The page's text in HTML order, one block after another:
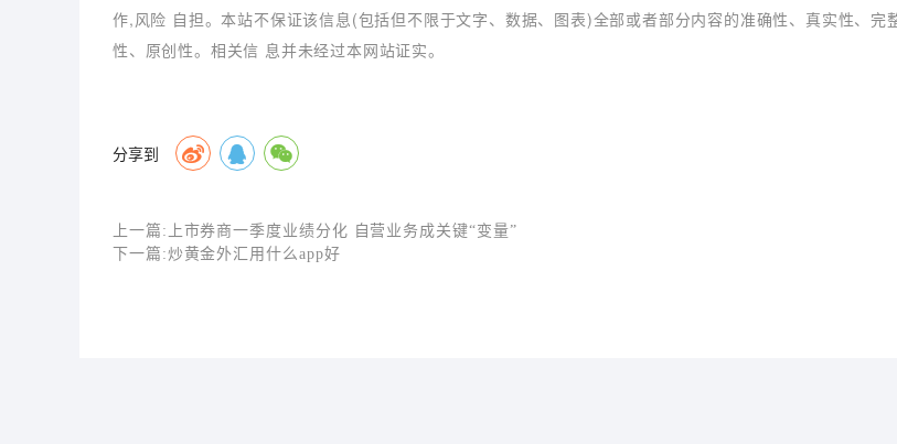
作,风险 自担。本站不保证该信息(包括但不限于文字、数据、图表)全部或者部分内容的准确性、真实性、完
性、原创性。相关信 息并未经过本网站证实。
分享到
上一篇: 上市券商一季度业绩分化 自营业务成关键“变量”
下一篇:炒黄金外汇用什么app好